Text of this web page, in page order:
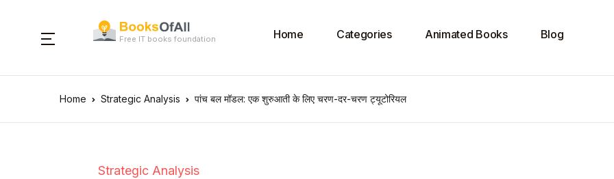
Free IT books foundation Home Categories Animated Books Blog
Home Strategic Analysis पांच बल मॉडल: एक शुरुआती के लिए चरण-दर-चरण ट्यूटोरियल
Strategic Analysis